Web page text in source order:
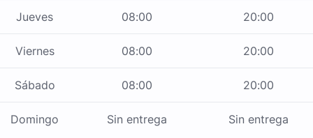
Jueves 08:00 20:00
Viernes 08:00 20:00
Sábado 08:00 20:00
Domingo Sin entrega Sin entrega